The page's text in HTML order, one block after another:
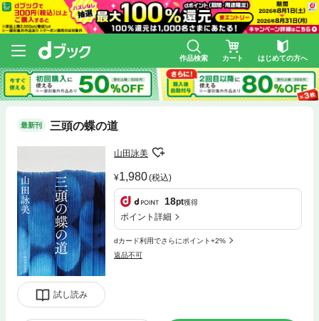
作品検索 カート はじめての方へ
最新刊 三頭の蝶の道
試し読み
山田詠美
1,980(税込)
18pt獲得
ポイント詳細
dカード利用でさらにポイント+2%
返品不可